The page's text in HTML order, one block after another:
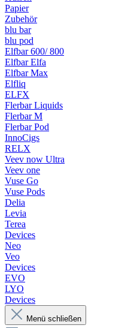
Papier
Zubehör
blu bar
blu pod
Elfbar 600/ 800
Elfbar Elfa
Elfbar Max
Elfliq
ELFX
Flerbar Liquids
Flerbar M
Flerbar Pod
InnoCigs
RELX
Veev now Ultra
Veev one
Vuse Go
Vuse Pods
Delia
Levia
Terea
Devices
Neo
Veo
Devices
EVO
LYO
Devices
Menü schließen